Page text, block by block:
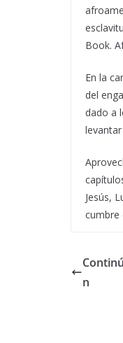
Book.
En la
del
dado a
Jesús,
cumbre
n